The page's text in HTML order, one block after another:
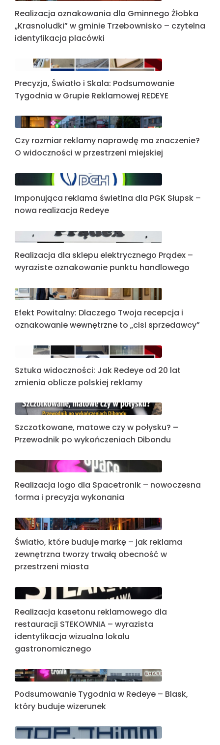
Realizacja oznakowania dla Gminnego Żłobka
„Krasnoludki” w gminie Trzebownisko – czytelna
identyfikacja placówki
Precyzja, Światło i Skala: Podsumowanie
Tygodnia w Grupie Reklamowej REDEYE
Czy rozmiar reklamy naprawdę ma znaczenie?
O widoczności w przestrzeni miejskiej
Imponująca reklama świetlna dla PGK Słupsk –
nowa realizacja Redeye
Realizacja dla sklepu elektrycznego Prądex –
wyraziste oznakowanie punktu handlowego
Efekt Powitalny: Dlaczego Twoja recepcja i
oznakowanie wewnętrzne to „cisi sprzedawcy”
Sztuka widoczności: Jak Redeye od 20 lat
zmienia oblicze polskiej reklamy
Szczotkowane, matowe czy w połysku? –
Przewodnik po wykończeniach Dibondu
Realizacja logo dla Spacetronik – nowoczesna
forma i precyzja wykonania
Światło, które buduje markę – jak reklama
zewnętrzna tworzy trwałą obecność w
przestrzeni miasta
Realizacja kasetonu reklamowego dla
restauracji STEKOWNIA – wyrazista
identyfikacja wizualna lokalu
gastronomicznego
Podsumowanie Tygodnia w Redeye – Blask,
który buduje wizerunek